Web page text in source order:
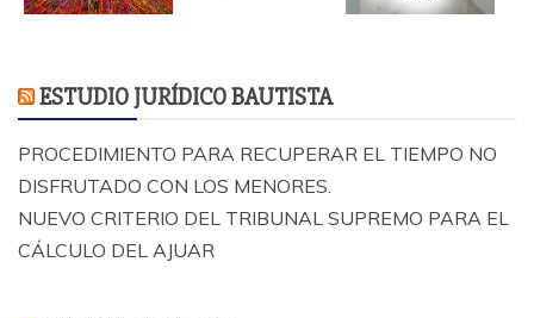
ESTUDIO JURÍDICO BAUTISTA
PROCEDIMIENTO PARA RECUPERAR EL TIEMPO NO
DISFRUTADO CON LOS MENORES.
NUEVO CRITERIO DEL TRIBUNAL SUPREMO PARA EL
CÁLCULO DEL AJUAR